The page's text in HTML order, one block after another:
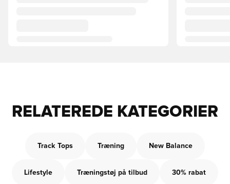
RELATEREDE KATEGORIER
Track Tops Træning New Balance
Lifestyle Træningstøj på tilbud 30% rabat